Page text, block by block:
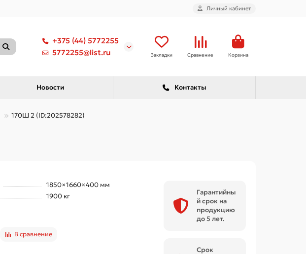
Личный кабинет
+375 (44) 5772255
5772255@list.ru
Закладки Сравнение Корзина
Новости Контакты
170Ш 2 (ID:202578282)
1850×1660×400 мм
1900 кг
В сравнение
Гарантийны
й срок на
продукцию
до 5 лет.
Срок